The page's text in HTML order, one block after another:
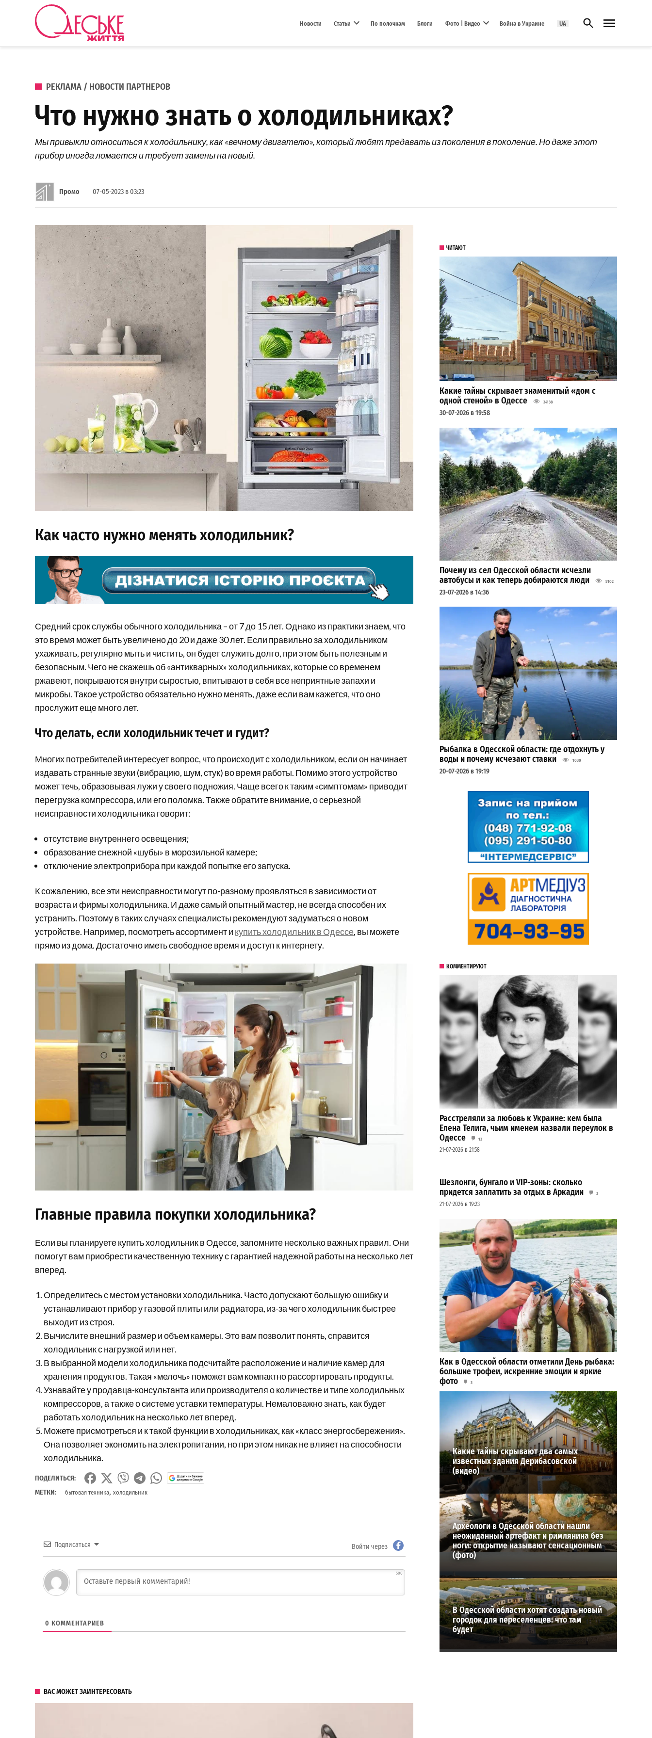
Перейти к содержанию
Новости Статьи По полочкам Блоги Фото | Видео Война в Украине UA Открыть поиск
ОПУБЛИКОВАНО В
РЕКЛАМА / НОВОСТИ ПАРТНЕРОВ
Что нужно знать о холодильниках?
Мы привыкли относиться к холодильнику, как «вечному двигателю», который любят предавать из поколения в поколение. Но даже этот
прибор иногда ломается и требует замены на новый.
Промо 07-05-2023 в 03:23
Как часто нужно менять холодильник?
Средний срок службы обычного холодильника – от 7 до 15 лет. Однако из практики знаем, что
это время может быть увеличено до 20 и даже 30 лет. Если правильно за холодильником
ухаживать, регулярно мыть и чистить, он будет служить долго, при этом быть полезным и
безопасным. Чего не скажешь об «антикварных» холодильниках, которые со временем
ржавеют, покрываются внутри сыростью, впитывают в себя все неприятные запахи и
микробы. Такое устройство обязательно нужно менять, даже если вам кажется, что оно
прослужит еще много лет.
Что делать, если холодильник течет и гудит?
Многих потребителей интересует вопрос, что происходит с холодильником, если он начинает
издавать странные звуки (вибрацию, шум, стук) во время работы. Помимо этого устройство
может течь, образовывая лужи у своего подножия. Чаще всего к таким «симптомам» приводит
перегрузка компрессора, или его поломка. Также обратите внимание, о серьезной
неисправности холодильника говорит:
отсутствие внутреннего освещения;
образование снежной «шубы» в морозильной камере;
отключение электроприбора при каждой попытке его запуска.
К сожалению, все эти неисправности могут по-разному проявляться в зависимости от
возраста и фирмы холодильника. И даже самый опытный мастер, не всегда способен их
устранить. Поэтому в таких случаях специалисты рекомендуют задуматься о новом
устройстве. Например, посмотреть ассортимент и купить холодильник в Одессе, вы можете
прямо из дома. Достаточно иметь свободное время и доступ к интернету.
Главные правила покупки холодильника?
Если вы планируете купить холодильник в Одессе, запомните несколько важных правил. Они
помогут вам приобрести качественную технику с гарантией надежной работы на несколько лет
вперед.
Определитесь с местом установки холодильника. Часто допускают большую ошибку и
устанавливают прибор у газовой плиты или радиатора, из-за чего холодильник быстрее
выходит из строя.
Вычислите внешний размер и объем камеры. Это вам позволит понять, справится
холодильник с нагрузкой или нет.
В выбранной модели холодильника подсчитайте расположение и наличие камер для
хранения продуктов. Такая «мелочь» поможет вам компактно рассортировать продукты.
Узнавайте у продавца-консультанта или производителя о количестве и типе холодильных
компрессоров, а также о системе уставки температуры. Немаловажно знать, как будет
работать холодильник на несколько лет вперед.
Можете присмотреться и к такой функции в холодильниках, как «класс энергосбережения».
Она позволяет экономить на электропитании, но при этом никак не влияет на способности
холодильника.
ПОДЕЛИТЬСЯ:
МЕТКИ:
бытовая техника, холодильник
Подписаться Войти через
500
0 КОММЕНТАРИЕВ
ВАС МОЖЕТ ЗАИНТЕРЕСОВАТЬ
ЧИТАЮТ
Какие тайны скрывает знаменитый «дом с
одной стеной» в Одессе
34138
30-07-2026 в 19:58
Почему из сел Одесской области исчезли
автобусы и как теперь добираются люди
5102
23-07-2026 в 14:36
Рыбалка в Одесской области: где отдохнуть у
воды и почему исчезают ставки
1030
20-07-2026 в 19:19
КОММЕНТИРУЮТ
Расстреляли за любовь к Украине: кем была
Елена Телига, чьим именем назвали переулок в
Одессе
13
21-07-2026 в 21:58
Шезлонги, бунгало и VIP-зоны: сколько
придется заплатить за отдых в Аркадии
3
21-07-2026 в 19:23
Как в Одесской области отметили День рыбака:
большие трофеи, искренние эмоции и яркие
фото
3
19-07-2026 в 15:19
ВИБОР РЕДАКЦИИ
Какие тайны скрывают два самых
известных здания Дерибасовской
(видео)
Археологи в Одесской области нашли
неожиданный артефакт и римлянина без
ноги: открытие называют сенсационным
(фото)
В Одесской области хотят создать новый
городок для переселенцев: что там
будет